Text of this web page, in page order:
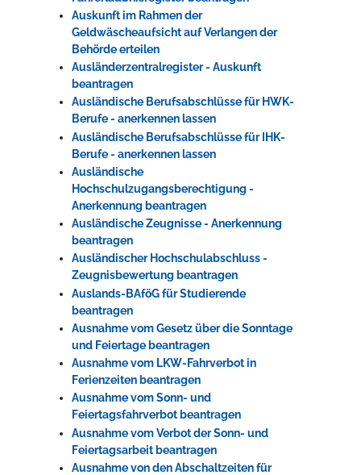
Auskunft im Rahmen der
Geldwäscheaufsicht auf Verlangen der
Behörde erteilen
Ausländerzentralregister - Auskunft
beantragen
Ausländische Berufsabschlüsse für HWK-
Berufe - anerkennen lassen
Ausländische Berufsabschlüsse für IHK-
Berufe - anerkennen lassen
Ausländische
Hochschulzugangsberechtigung -
Anerkennung beantragen
Ausländische Zeugnisse - Anerkennung
beantragen
Ausländischer Hochschulabschluss -
Zeugnisbewertung beantragen
Auslands-BAföG für Studierende
beantragen
Ausnahme vom Gesetz über die Sonntage
und Feiertage beantragen
Ausnahme vom LKW-Fahrverbot in
Ferienzeiten beantragen
Ausnahme vom Sonn- und
Feiertagsfahrverbot beantragen
Ausnahme vom Verbot der Sonn- und
Feiertagsarbeit beantragen
Ausnahme von den Abschaltzeiten für